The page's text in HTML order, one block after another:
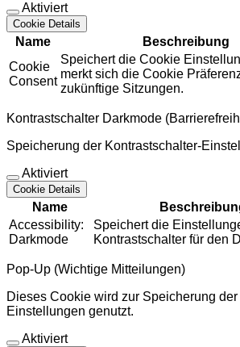
Aktiviert
Cookie Details
Name Beschreibung
Cookie
Consent
Speichert die Cookie
merkt sich die Cookie
zukünftige Sitzungen.
Kontrastschalter Darkmode
Speicherung der Kontrastschalter-
Aktiviert
Cookie Details
Name
Accessibility:
Darkmode
Speichert die
Kontrastschalter für den
Pop-Up (Wichtige Mitteilungen)
Dieses Cookie wird zur Speicherung
Einstellungen genutzt.
Aktiviert